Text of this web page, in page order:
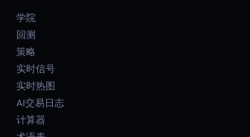
学院
回测
策略
实时信号
实时热图
AI交易日志
计算器